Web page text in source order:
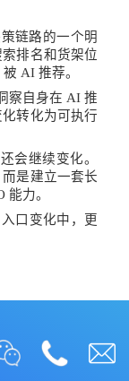
链路的一个明
排名和货架位
AI 推荐。
察自身在 AI 推
转化为可执行
会继续变化。
是建立一套长
能力。
口变化中，更